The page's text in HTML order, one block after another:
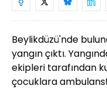
Beylikdüzü'nde
yangın çıktı.
ekipleri tarafından
çocuklara